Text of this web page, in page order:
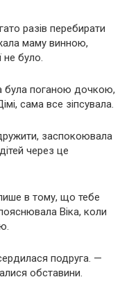
разів перебирати
маму винною,
не було.
була поганою дочкою,
сама все зіпсувала.
заспокоювала
через це
в тому, що тебе
Віка, коли
подруга. —
обставини.